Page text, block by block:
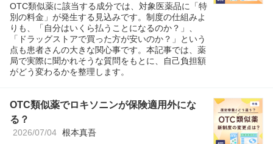
OTC類似薬に該当する成分では、対象医薬品に「特
別の料金」が発生する見込みです。制度の仕組みよ
りも、「自分はいくら払うことになるのか？」、
「ドラッグストアで買った方が安いのか？」という
点も患者さんの大きな関心事です。本記事では、薬
局で実際に聞かれそうな質問をもとに、自己負担額
がどう変わるかを整理します。
OTC類似薬でロキソニンが保険適用外にな
る？
2026/07/04 根本真吾